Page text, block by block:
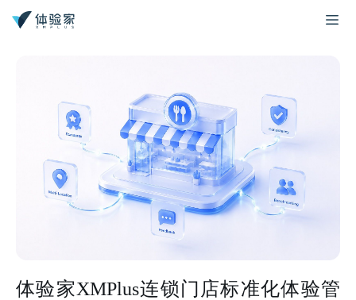
体验家XMPlus连锁门店标准化体验管